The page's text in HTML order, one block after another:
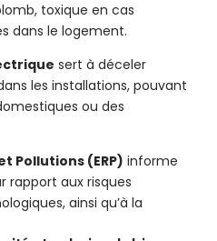
toxique en cas
dans le logement.
sert à déceler
les installations, pouvant
ou des
Pollutions (ERP) informe
rapport aux risques
ainsi qu’à la